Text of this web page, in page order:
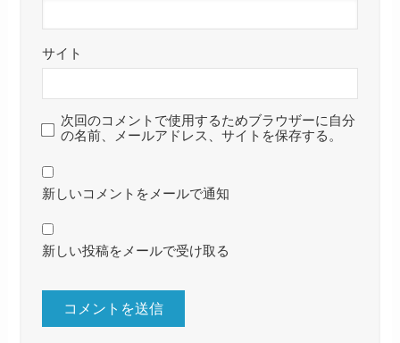
サイト
次回のコメントで使用するためブラウザーに自分
の名前、メールアドレス、サイトを保存する。
新しいコメントをメールで通知
新しい投稿をメールで受け取る